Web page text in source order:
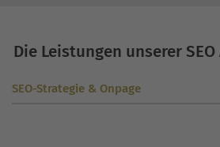
Die Leistungen unserer
SEO-Strategie & Onpage